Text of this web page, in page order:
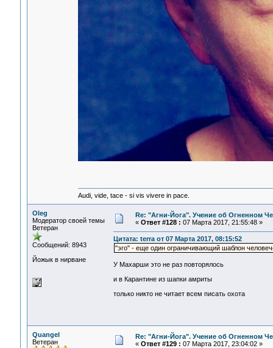
Audi, vide, tace - si vis vivere in pace.
Oleg
Модератор своей темы
Ветеран
Сообщений: 8943
Йожык в нирване
Re: "Агни-Йога". Учение об Огненном
« Ответ #128 : 07 Марта 2017, 21:55:48 »
Цитата: terra от 07 Марта 2017, 08:15:52
"эго" - еще один ограничивающий шаблон
У Махарши это не раз повторялось
и в Карантине из шапки амриты
только никто не читает всем писать охота
Quangel
Ветеран
Re: "Агни-Йога". Учение об Огненном
« Ответ #129 : 07 Марта 2017, 23:04:02 »